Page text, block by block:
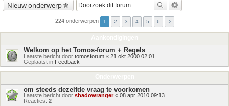
Nieuw onderwerp
224 onderwerpen 1 2 3 4 5 6
Welkom op het Tomos-forum + Regels
Laatste bericht door tomosforum « 21 okt 2000 02:01
Geplaatst in Feedback
om steeds dezelfde vraag te voorkomen
Laatste bericht door shadowranger« 08 apr 2010 09:13
Reacties: 2